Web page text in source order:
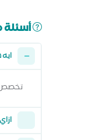
أسئلة
تخصص